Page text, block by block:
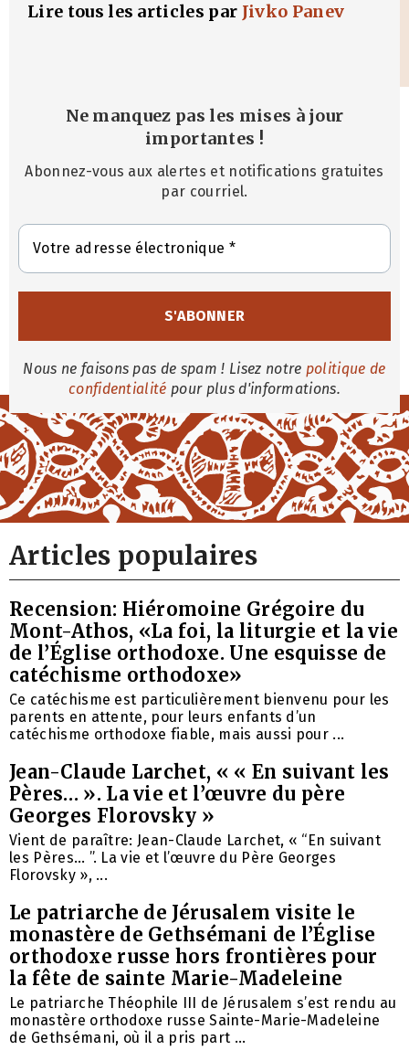
Lire tous les articles par Jivko Panev
Ne manquez pas les mises à jour
importantes !
Abonnez-vous aux alertes et notifications gratuites
par courriel.
Nous ne faisons pas de spam ! Lisez notre politique de
confidentialité pour plus d'informations.
Articles populaires
Recension: Hiéromoine Grégoire du
Mont-Athos, «La foi, la liturgie et la vie
de l’Église orthodoxe. Une esquisse de
catéchisme orthodoxe»
Ce catéchisme est particulièrement bienvenu pour les
parents en attente, pour leurs enfants d’un
catéchisme orthodoxe fiable, mais aussi pour ...
Jean-Claude Larchet, « « En suivant les
Pères… ». La vie et l’œuvre du père
Georges Florovsky »
Vient de paraître: Jean-Claude Larchet, « “En suivant
les Pères… ”. La vie et l’œuvre du Père Georges
Florovsky », ...
Le patriarche de Jérusalem visite le
monastère de Gethsémani de l’Église
orthodoxe russe hors frontières pour
la fête de sainte Marie-Madeleine
Le patriarche Théophile III de Jérusalem s’est rendu au
monastère orthodoxe russe Sainte-Marie-Madeleine
de Gethsémani, où il a pris part ...